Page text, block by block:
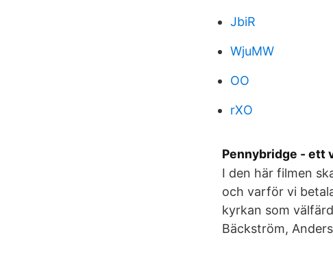
JbiR
WjuMW
OO
rXO
Pennybridge - ett
I den här filmen
och varför vi
kyrkan som
Bäckström,